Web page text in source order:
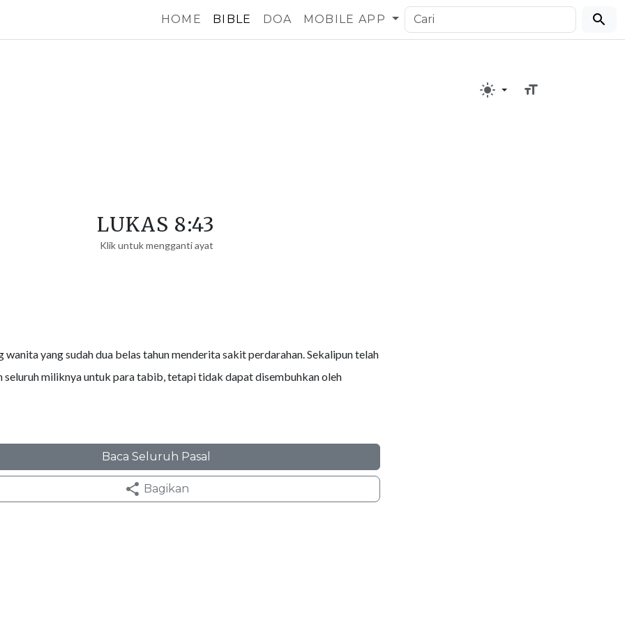
HOME BIBLE DOA MOBILE APP
LUKAS 8:43
Klik untuk mengganti ayat
wanita yang sudah dua belas tahun menderita sakit perdarahan. Sekalipun telah
seluruh miliknya untuk para tabib, tetapi tidak dapat disembuhkan oleh
Baca Seluruh Pasal
Bagikan